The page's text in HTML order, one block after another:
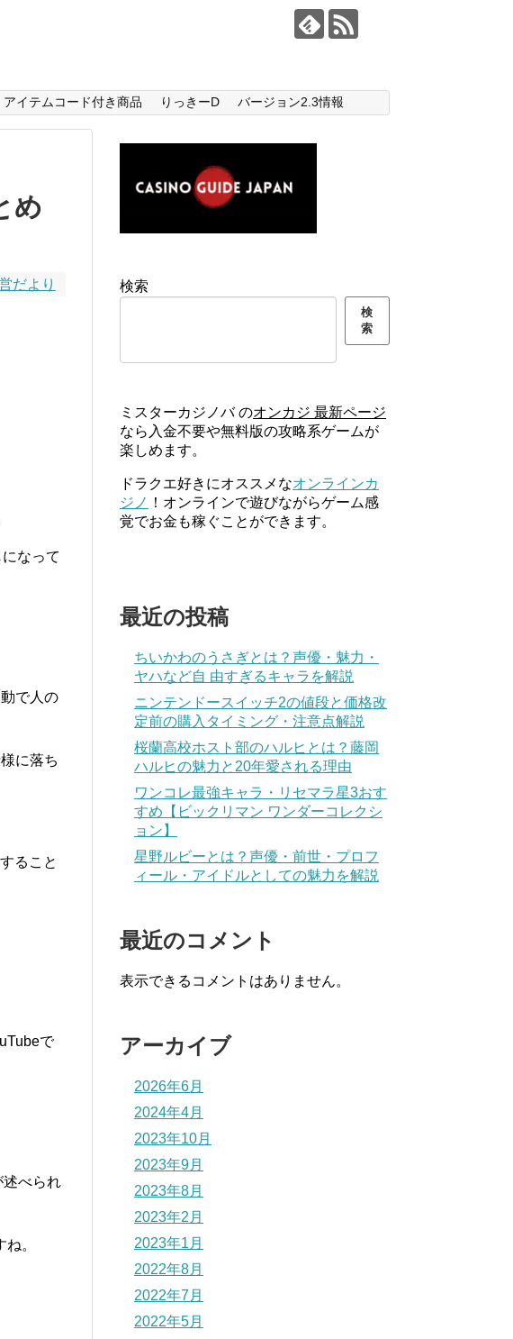
アイテムコード付き商品 りっきーD バージョン2.3情報
め
だより
なって
で人の
に落ち
ること
で
述べられ
。
検索
検
索
ミスターカジノバ のオンカジ 最新ページ
なら入金不要や無料版の攻略系ゲームが
楽しめます。
ドラクエ好きにオススメなオンラインカ
ジノ ！オンラインで遊びながらゲーム感
覚でお金も稼ぐことができます。
最近の投稿
ちいかわのうさぎとは？声優・魅力・
ヤハなど自 由すぎるキャラを解説
ニンテンドースイッチ2の値段と価格改
定前の購入タイミング・注意点解説
桜蘭高校ホスト部のハルヒとは？藤岡
ハルヒの魅力と20年愛される理由
ワンコレ最強キャラ・リセマラ星3おす
すめ【ビックリマン ワンダーコレクシ
ョン】
星野ルビーとは？声優・前世・プロフ
ィール・アイドルとしての魅力を解説
最近のコメント
表示できるコメントはありません。
アーカイブ
2026年6月
2024年4月
2023年10月
2023年9月
2023年8月
2023年2月
2023年1月
2022年8月
2022年7月
2022年5月